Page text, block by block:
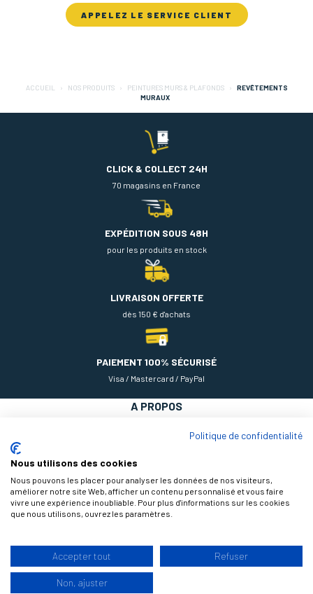
APPELEZ LE SERVICE CLIENT
ACCUEIL NOS PRODUITS PEINTURES MURS & PLAFONDS
REVÊTEMENTS
MURAUX
CLICK & COLLECT 24H
70 magasins en France
EXPÉDITION SOUS 48H
pour les produits en stock
LIVRAISON OFFERTE
dès 150 € d'achats
PAIEMENT 100% SÉCURISÉ
Visa / Mastercard / PayPal
A PROPOS
© 2026 Théodore Maison de Peinture, tous droits réservés |
Politique de confidentialité
Nous utilisons des cookies
Nous pouvons les placer pour analyser les données de nos visiteurs,
améliorer notre site Web, afficher un contenu personnalisé et vous faire
vivre une expérience inoubliable. Pour plus d'informations sur les cookies
que nous utilisons, ouvrez les paramètres.
Accepter tout Refuser
Non, ajuster